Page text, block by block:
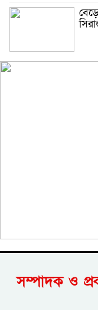
সম্পাদক ও